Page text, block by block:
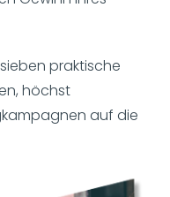
praktische
höchst
auf die